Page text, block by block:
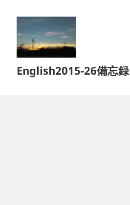
English2015-26備忘録